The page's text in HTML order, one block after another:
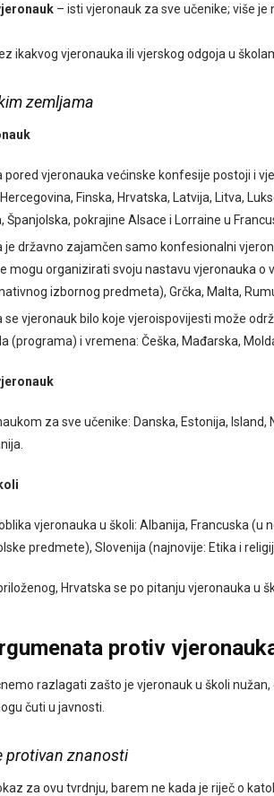
– isti vjeronauk za sve učenike; više
ikakvog vjeronauka ili vjerskog odgoja u
zemljama
pored vjeronauka većinske konfesije postoji i
Finska, Hrvatska, Latvija, Litva,
Španjolska, pokrajine Alsace i Lorraine u
je državno zajamčen samo konfesionalni
mogu organizirati svoju nastavu vjeronauka o
izbornog predmeta), Grčka, Malta,
se vjeronauk bilo koje vjeroispovijesti može
(programa) i vremena: Češka, Mađarska,
za sve učenike: Danska, Estonija,
vjeronauka u školi: Albanija, Francuska (u
predmete), Slovenija (najnovije: Etika i
Hrvatska se po pitanju vjeronauka u
protiv
razlagati zašto je vjeronauk u školi
čuti u javnosti.
protivan znanosti
za ovu tvrdnju, barem ne kada je riječ o